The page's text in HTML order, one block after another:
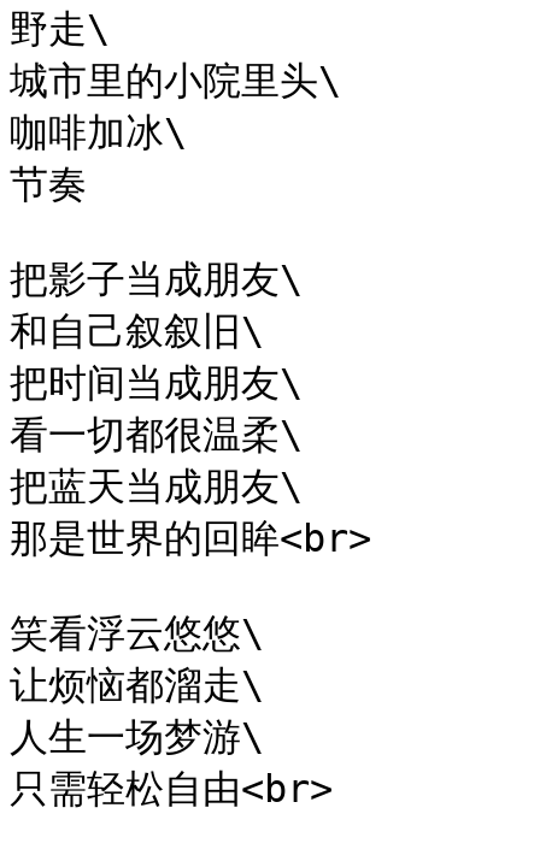
野走\
城市里的小院里头\
咖啡加冰\
节奏
把影子当成朋友\
和自己叙叙旧\
把时间当成朋友\
看一切都很温柔\
把蓝天当成朋友\
那是世界的回眸<br>
笑看浮云悠悠\
让烦恼都溜走\
人生一场梦游\
只需轻松自由<br>